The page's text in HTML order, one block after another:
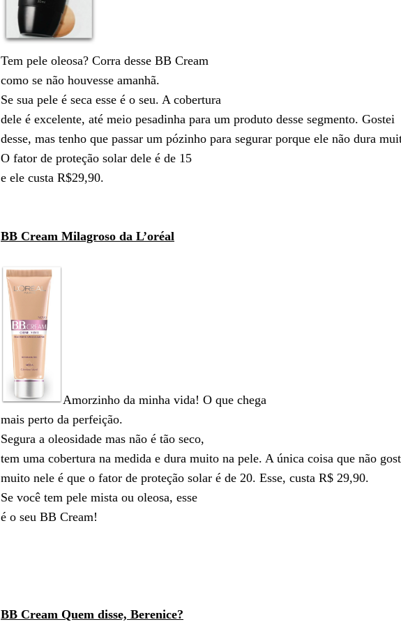
Tem pele oleosa? Corra desse BB Cream
como se não houvesse amanhã.
Se sua pele é seca esse é o seu. A cobertura
dele é excelente, até meio pesadinha para um produto desse segmento. Gostei
desse, mas tenho que passar um pózinho para segurar porque ele não dura
O fator de proteção solar dele é de 15
e ele custa R$29,90.
BB Cream Milagroso da L’oréal
Amorzinho da minha vida! O que chega
mais perto da perfeição.
Segura a oleosidade mas não é tão seco,
tem uma cobertura na medida e dura muito na pele. A única coisa que não
muito nele é que o fator de proteção solar é de 20. Esse, custa R$ 29,90.
Se você tem pele mista ou oleosa, esse
é o seu BB Cream!
BB Cream Quem disse, Berenice?